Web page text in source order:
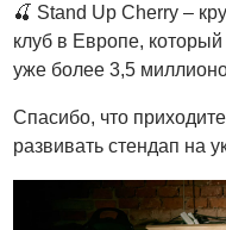
🍒 Stand Up Cherry –
клуб в Европе,
уже более 3,5
Спасибо, что
развивать стендап на